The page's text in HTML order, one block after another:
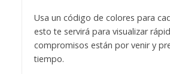
Usa un código de colores para
esto te servirá para visualizar
compromisos están por venir y
tiempo.